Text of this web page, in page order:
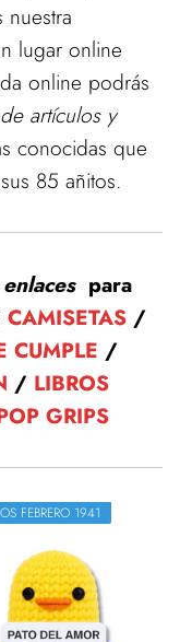
nuestra
lugar online
online podrás
artículos y
conocidas que
85 añitos.
para
CAMISETAS /
CUMPLE /
/ LIBROS
GRIPS
FEBRERO 1941